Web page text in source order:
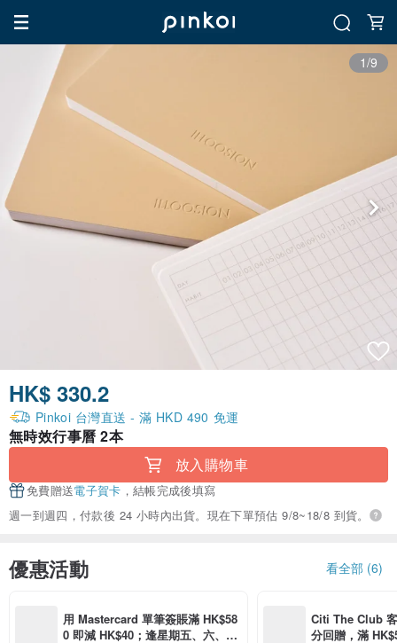
1/9
HK$ 330.2
Pinkoi 台灣直送 - 滿 HKD 490 免運
無時效行事曆 2本
放入購物車
免費贈送電子賀卡 ，結帳完成後填寫
週一到週四，付款後 24 小時內出貨。現在下單預估 9/8~18/8 到貨。
優惠活動 看全部 (6)
用 Mastercard 單筆簽賬滿 HK$58
0 即減 HK$40；逢星期五、六、日
Citi The Club
分回贈，滿